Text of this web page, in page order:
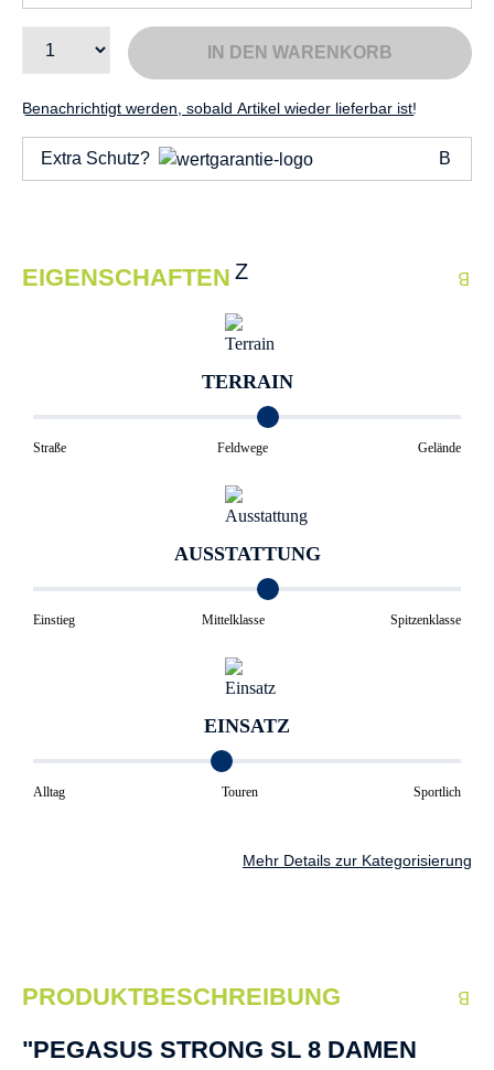
IN DEN WARENKORB
Benachrichtigt werden, sobald Artikel wieder lieferbar ist!
Extra Schutz?
EIGENSCHAFTEN
TERRAIN
Straße Feldwege Gelände
AUSSTATTUNG
Einstieg Mittelklasse Spitzenklasse
EINSATZ
Alltag Touren Sportlich
Mehr Details zur Kategorisierung
PRODUKTBESCHREIBUNG
"PEGASUS STRONG SL 8 DAMEN